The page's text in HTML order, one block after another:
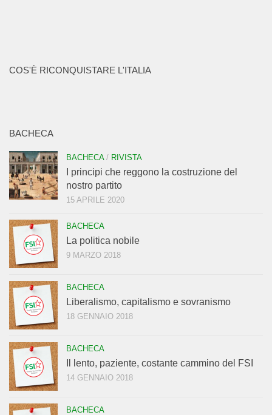
COS'È RICONQUISTARE L'ITALIA
BACHECA
BACHECA/ RIVISTA
I principi che reggono la costruzione del
nostro partito
15 APRILE 2020
BACHECA
La politica nobile
9 MARZO 2018
BACHECA
Liberalismo, capitalismo e sovranismo
18 GENNAIO 2018
BACHECA
Il lento, paziente, costante cammino del FSI
14 GENNAIO 2018
BACHECA